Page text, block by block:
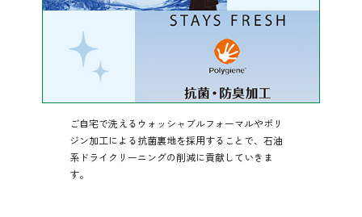
ご自宅で洗えるウォッシャブルフォーマルやポリ
ジン加工による抗菌裏地を採用することで、石油
系ドライクリーニングの削減に貢献していきま
す。